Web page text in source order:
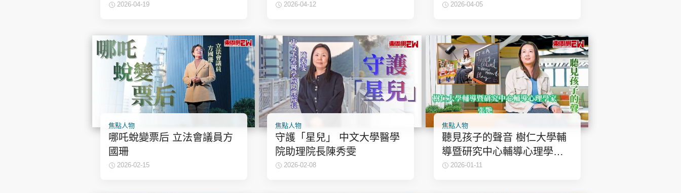
2026-04-19 2026-04-12 2026-04-05
焦點人物
哪吒蛻變票后 立法會議員方
國珊
2026-02-15
焦點人物
守護「星兒」 中文大學醫學
院助理院長陳秀雯
2026-02-08
焦點人物
聽見孩子的聲音 樹仁大學輔
導暨研究中心輔導心理學家
張艷
2026-01-11